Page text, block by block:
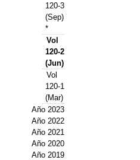
Galería de Fotos
Web AIDA 2.0
REVISTA ITEA
Presentación ITEA
Equipo Editorial
Leer revista ITEA
120-3
(Sep)
*
Vol
120-2
(Jun)
Vol
120-1
(Mar)
Año 2023
Año 2022
Año 2021
Año 2020
Año 2019